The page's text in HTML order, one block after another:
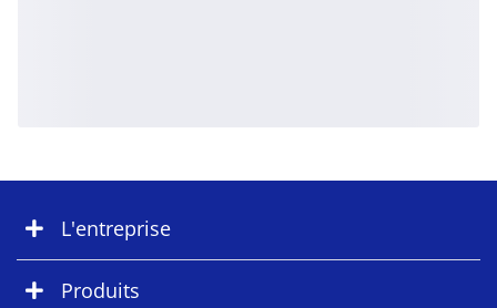
L'entreprise
Produits